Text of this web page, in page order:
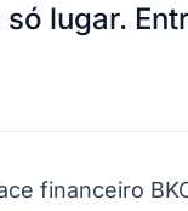
lugar.
financeiro